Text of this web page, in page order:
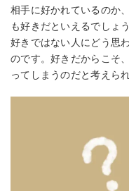
相手に好かれているのか
も好きだといえるでしょう
好きではない人にどう思
のです。好きだからこそ
ってしまうのだと考えられ